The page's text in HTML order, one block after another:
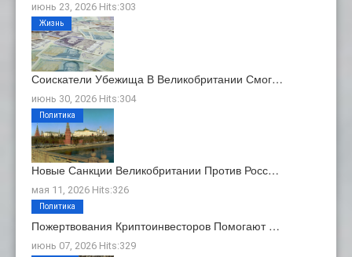
июнь 23, 2026 Hits:303
Соискатели Убежища В Великобритании Смог…
июнь 30, 2026 Hits:304
Жизнь
Новые Санкции Великобритании Против Росс…
мая 11, 2026 Hits:326
Политика
Пожертвования Криптоинвесторов Помогают …
июнь 07, 2026 Hits:329
Политика